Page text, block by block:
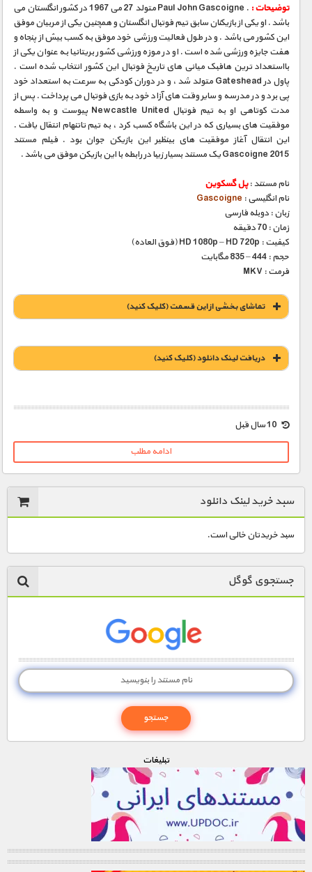
توضیحات :
. Paul John Gascoigne متولد 27 می 1967 در کشور انگلستان می
باشد . او یکی از بازیکنان سابق تیم فوتبال انگلستان و همچنین یکی از مربیان موفق
این کشور می باشد . و در طول فعالیت ورزشی خود موفق به کسب بیش از پنجاه و
هفت جایزه ورزشی شده است . او در موزه ورزشی کشور بریتانیا به عنوان یکی از
بااستعداد ترین هافبک میانی های تاریخ فوتبال این کشور انتخاب شده است .
پاول در Gateshead متولد شد ، و در دوران کودکی به سرعت به استعداد خود
پی برد و در مدرسه و سایر وقت های آزاد خود به بازی فوتبال می پرداخت . پس از
مدت کوتاهی او به تیم فوتبال Newcastle United پیوست و به واسطه
موفقیت های بسیاری که در این باشگاه کسب کرد ، به تیم تاتنهام انتقال یافت .
این انتقال آغاز موفقیت های بینظیر این بازیکن جوان بود . فیلم مستند
Gascoigne 2015 یک مستند بسیار زیبا در رابطه با این بازیکن موفق می باشد .
نام مستند :پل گسکوین
نام انگلیسی : Gascoigne
زبان : دوبله فارسی
زمان : 70 دقیقه
کیفیت : HD 1080p – HD 720p (فوق العاده)
حجم : 444 – 835 مگابایت
فرمت : MKV
تماشای بخشی از این قسمت (کلیک کنید)
دریافت لينک دانلود (کليک کنيد)
ادامه مطلب
سبد خرید لینک دانلود
سبد خریدتان خالی است.
جستجوی گوگل
تبليغات